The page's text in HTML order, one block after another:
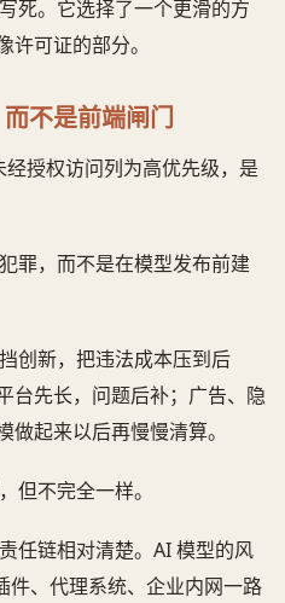
死。它选择了一个更滑的方
可证的部分。
不是前端闸门
授权访问列为高优先级，是
罪，而不是在模型发布前建
创新，把违法成本压到后
台先长，问题后补；广告、隐
起来以后再慢慢清算。
但不完全一样。
任链相对清楚。AI 模型的风
件、代理系统、企业内网一路